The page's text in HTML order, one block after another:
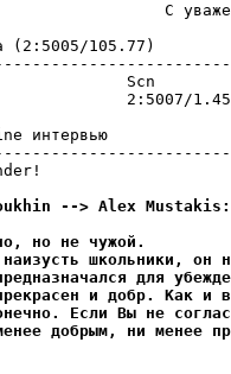
С
(2:5005/105.77)
2:5007/1.45
БНС в off-
--> Alex Mustakis:
но не чужой.
школьники, он
для
и добр. Как и
Если Вы не
добрым, ни менее